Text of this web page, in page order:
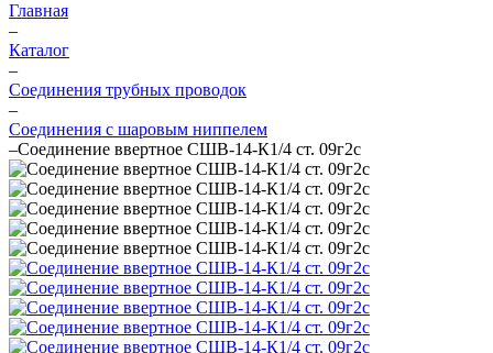
Главная
–
Каталог
–
Соединения трубных проводок
–
Соединения с шаровым ниппелем
–Соединение ввертное СШВ-14-К1/4 ст. 09г2с